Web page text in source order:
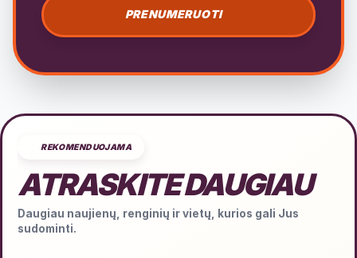
PRENUMERUOTI
REKOMENDUOJAMA
ATRASKITE DAUGIAU
Daugiau naujienų, renginių ir vietų, kurios gali Jus
sudominti.